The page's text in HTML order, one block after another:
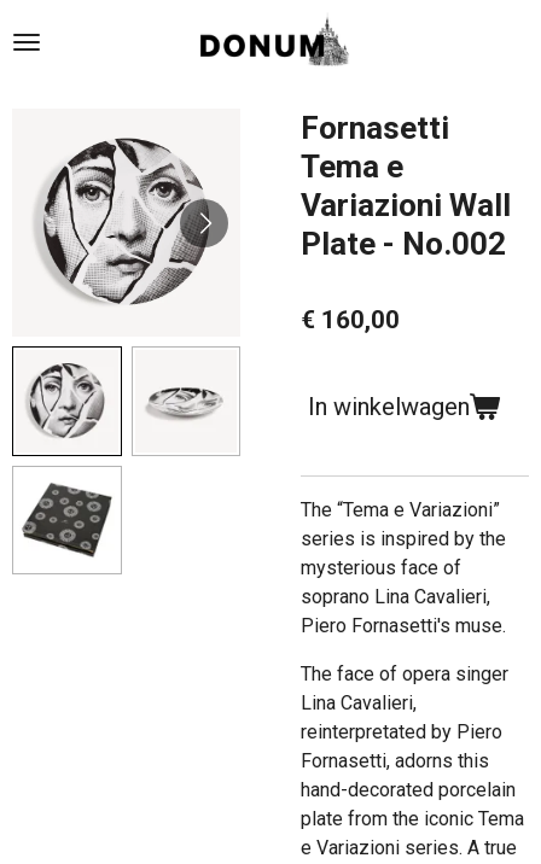
direct
hoofdinhoud
Fornasetti
Tema e
Variazioni Wall
Plate - No.002
€ 160,00
In winkelwagen
The “Tema e Variazioni”
series is inspired by the
mysterious face of
soprano Lina Cavalieri,
Piero Fornasetti's muse.
The face of opera singer
Lina Cavalieri,
reinterpretated by Piero
Fornasetti, adorns this
hand-decorated porcelain
plate from the iconic Tema
e Variazioni series. A true